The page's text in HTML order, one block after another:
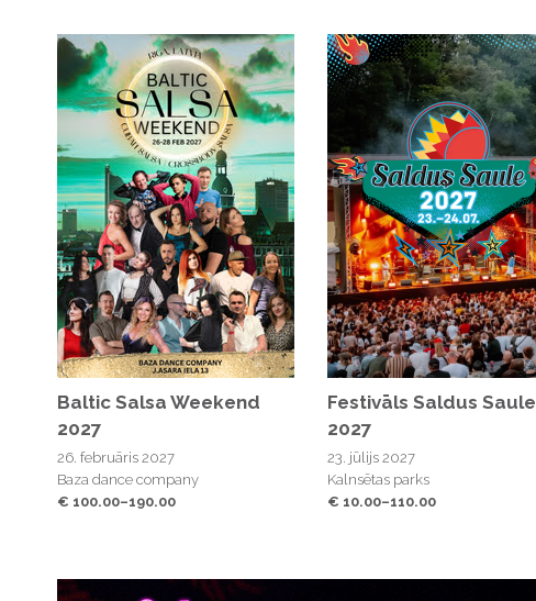
Baltic Salsa Weekend
2027
26. februāris 2027
Baza dance company
€ 100.00–190.00
Festivāls Saldus Saule
2027
23. jūlijs 2027
Kalnsētas parks
€ 10.00–110.00